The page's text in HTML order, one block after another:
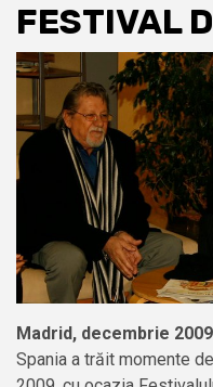
FESTIVAL
Madrid, decembrie 2009
Spania a trăit momente